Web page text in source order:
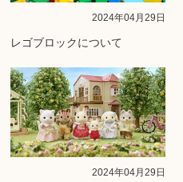
2024年04月29日
レゴブロックについて
2024年04月29日